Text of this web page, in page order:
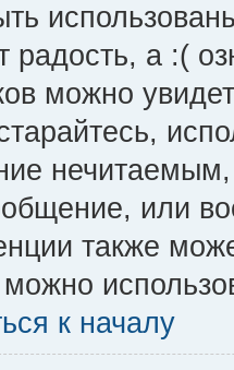
радость, а :(
можно
нечитаемым,
или
также
можно
к началу